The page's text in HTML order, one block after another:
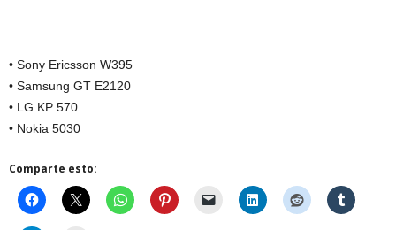
• Sony Ericsson W395
• Samsung GT E2120
• LG KP 570
• Nokia 5030
Comparte esto: